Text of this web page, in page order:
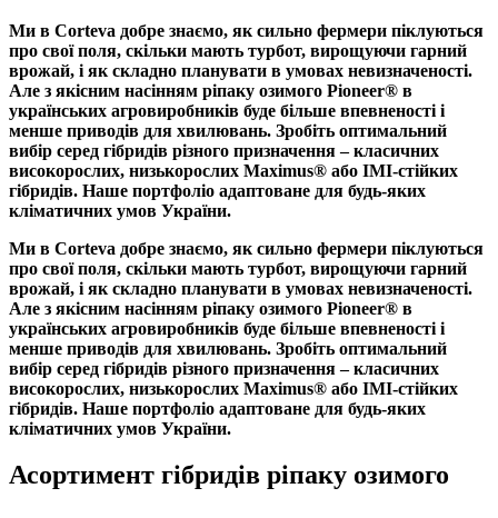
Ми в Corteva добре знаємо, як сильно фермери піклуються
про свої поля, скільки мають турбот, вирощуючи гарний
врожай, і як складно планувати в умовах невизначеності.
Але з якісним насінням ріпаку озимого Pioneer® в
українських агровиробників буде більше впевненості і
менше приводів для хвилювань. Зробіть оптимальний
вибір серед гібридів різного призначення – класичних
високорослих, низькорослих Maximus® або IMI-стійких
гібридів. Наше портфоліо адаптоване для будь-яких
кліматичних умов України.
Ми в Corteva добре знаємо, як сильно фермери піклуються
про свої поля, скільки мають турбот, вирощуючи гарний
врожай, і як складно планувати в умовах невизначеності.
Але з якісним насінням ріпаку озимого Pioneer® в
українських агровиробників буде більше впевненості і
менше приводів для хвилювань. Зробіть оптимальний
вибір серед гібридів різного призначення – класичних
високорослих, низькорослих Maximus® або IMI-стійких
гібридів. Наше портфоліо адаптоване для будь-яких
кліматичних умов України.
Асортимент гібридів ріпаку озимого